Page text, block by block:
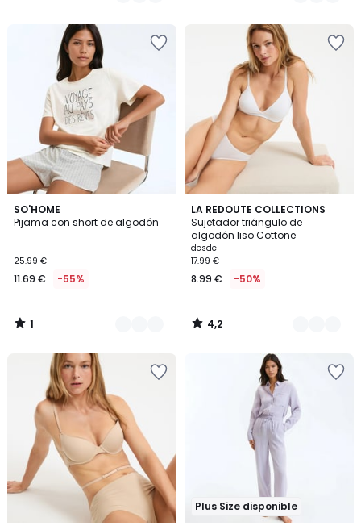
SO'HOME
Pijama con short de algodón
25.99 €
11.69 € -55%
1
/
2
Colores
1
/
LA REDOUTE COLLECTIONS
Sujetador triángulo de
algodón liso Cottone
desde
17.99 €
8.99 € -50%
4,2
/ 5
4
Colores
4,2
/
Plus Size disponible